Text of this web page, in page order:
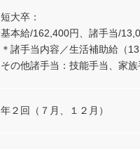
短大卒：
基本給/162,400円、諸手当/
＊諸手当内容／生活補助給（
その他諸手当：技能手当、家
年２回（７月、１２月）